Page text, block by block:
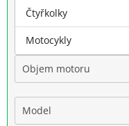
Značka
Objem motoru
Model
Čtyřkolky
Motocykly